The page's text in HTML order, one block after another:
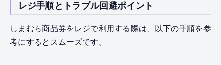
レジ手順とトラブル回避ポイント
しまむら商品券をレジで利用する際は、以下の手順を参
考にするとスムーズです。